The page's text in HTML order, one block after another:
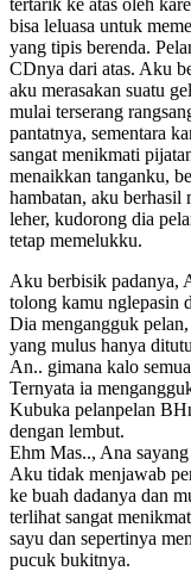
bisa leluasa untuk
yang tipis berenda.
CDnya dari atas. Aku
aku merasakan suatu
mulai terserang
pantatnya, sementara
sangat menikmati
menaikkan tanganku,
hambatan, aku berhasil
leher, kudorong dia
tetap memelukku.
Aku berbisik padanya,
tolong kamu nglepasin
Dia mengangguk
yang mulus hanya
An.. gimana kalo
Ternyata ia
Kubuka pelanpelan
dengan lembut.
Ehm Mas.., Ana
Aku tidak menjawab
ke buah dadanya dan
terlihat sangat
sayu dan sepertinya
pucuk bukitnya.